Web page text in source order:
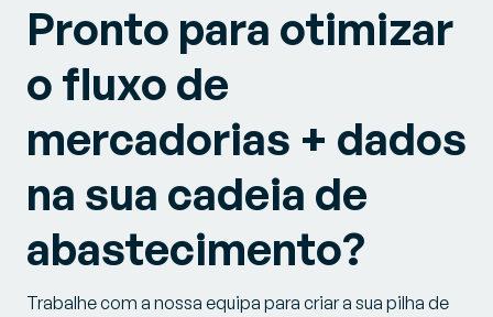
Pronto para otimizar
o fluxo de
mercadorias + dados
na sua cadeia de
abastecimento?
Trabalhe com a nossa equipa para criar a sua pilha de